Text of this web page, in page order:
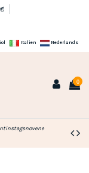
Italien Nederlands
0